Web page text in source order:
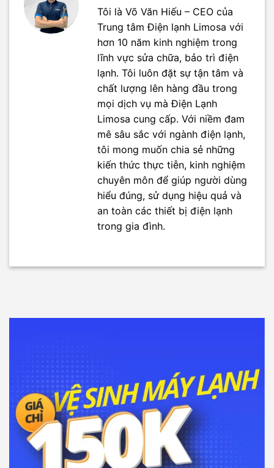
Tôi là Võ Văn Hiếu – CEO của
Trung tâm Điện lạnh Limosa với
hơn 10 năm kinh nghiệm trong
lĩnh vực sửa chữa, bảo trì điện
lạnh. Tôi luôn đặt sự tận tâm và
chất lượng lên hàng đầu trong
mọi dịch vụ mà Điện Lạnh
Limosa cung cấp. Với niềm đam
mê sâu sắc với ngành điện lạnh,
tôi mong muốn chia sẻ những
kiến thức thực tiễn, kinh nghiệm
chuyên môn để giúp người dùng
hiểu đúng, sử dụng hiệu quả và
an toàn các thiết bị điện lạnh
trong gia đình.